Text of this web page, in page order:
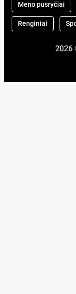
Meno pusryčiai
Renginiai
2026